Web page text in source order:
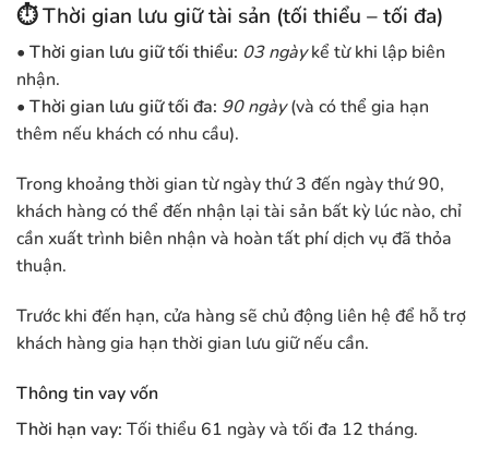
⏱️ Thời gian lưu giữ tài sản (tối thiểu – tối đa)
• Thời gian lưu giữ tối thiểu: 03 ngàykể từ khi lập biên
nhận.
• Thời gian lưu giữ tối đa: 90 ngày(và có thể gia hạn
thêm nếu khách có nhu cầu).
Trong khoảng thời gian từ ngày thứ 3 đến ngày thứ 90,
khách hàng có thể đến nhận lại tài sản bất kỳ lúc nào, chỉ
cần xuất trình biên nhận và hoàn tất phí dịch vụ đã thỏa
thuận.
Trước khi đến hạn, cửa hàng sẽ chủ động liên hệ để hỗ trợ
khách hàng gia hạn thời gian lưu giữ nếu cần.
Thông tin vay vốn
Thời hạn vay: Tối thiểu 61 ngày và tối đa 12 tháng.